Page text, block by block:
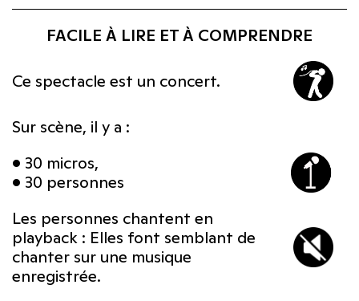
FACILE À LIRE ET À COMPRENDRE
Ce spectacle est un concert.
Sur scène, il y a :
• 30 micros,
• 30 personnes
Les personnes chantent en
playback : Elles font semblant de
chanter sur une musique
enregistrée.